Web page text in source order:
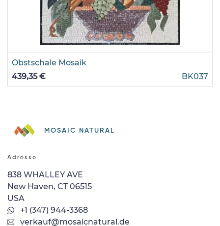
Obstschale Mosaik
439,35 €
BK037
MOSAIC NATURAL
Adresse
838 WHALLEY AVE
New Haven, CT 06515
USA
+1 (347) 944-3368
verkauf@mosaicnatural.de